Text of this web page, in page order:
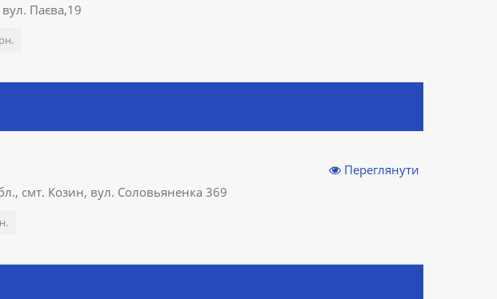
Паєва,19
смт. Козин, вул. Соловьяненка 369
Переглянути